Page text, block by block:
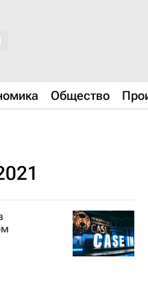
Общество